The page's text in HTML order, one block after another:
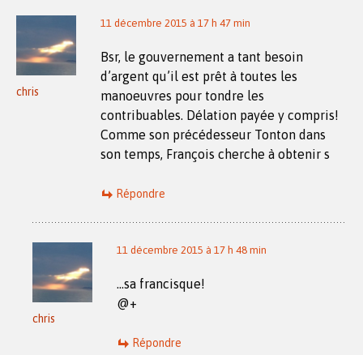
chris
11 décembre 2015 à 17 h 47 min
Bsr, le gouvernement a tant besoin
d’argent qu’il est prêt à toutes les
manoeuvres pour tondre les
contribuables. Délation payée y compris!
Comme son précédesseur Tonton dans
son temps, François cherche à obtenir s
Répondre
chris
11 décembre 2015 à 17 h 48 min
…sa francisque!
@+
Répondre